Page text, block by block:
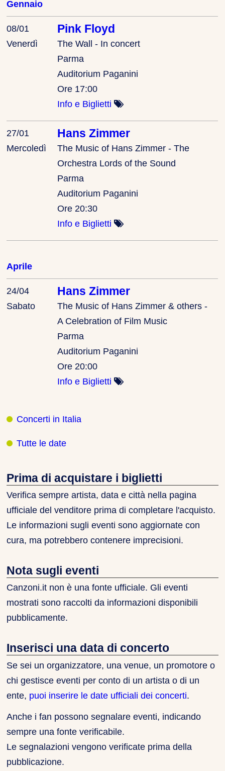
Gennaio
08/01
Venerdì
Pink Floyd
The Wall - In concert
Parma
Auditorium Paganini
Ore 17:00
Info e Biglietti
27/01
Mercoledì
Hans Zimmer
The Music of Hans Zimmer - The
Orchestra Lords of the Sound
Parma
Auditorium Paganini
Ore 20:30
Info e Biglietti
Aprile
24/04
Sabato
Hans Zimmer
The Music of Hans Zimmer & others -
A Celebration of Film Music
Parma
Auditorium Paganini
Ore 20:00
Info e Biglietti
Concerti in Italia
Tutte le date
Prima di acquistare i biglietti
Verifica sempre artista, data e città nella pagina
ufficiale del venditore prima di completare l'acquisto.
Le informazioni sugli eventi sono aggiornate con
cura, ma potrebbero contenere imprecisioni.
Nota sugli eventi
Canzoni.it non è una fonte ufficiale. Gli eventi
mostrati sono raccolti da informazioni disponibili
pubblicamente.
Inserisci una data di concerto
Se sei un organizzatore, una venue, un promotore o
chi gestisce eventi per conto di un artista o di un
ente, puoi inserire le date ufficiali dei concerti.
Anche i fan possono segnalare eventi, indicando
sempre una fonte verificabile.
Le segnalazioni vengono verificate prima della
pubblicazione.